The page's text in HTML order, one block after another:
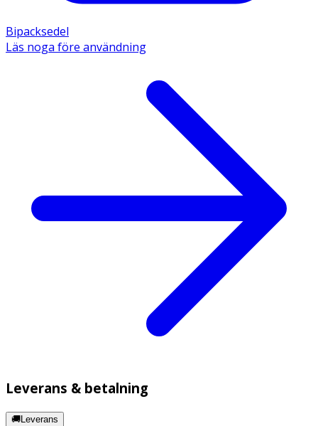
Bipacksedel
Läs noga före användning
Leverans & betalning
🚚Leverans